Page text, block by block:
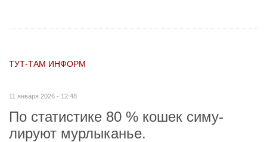
ТУТ-ТАМ ИНФОРМ
11 января 2026 - 12:48
По статистике 80 % кошек симу­
лируют мурлыканье.